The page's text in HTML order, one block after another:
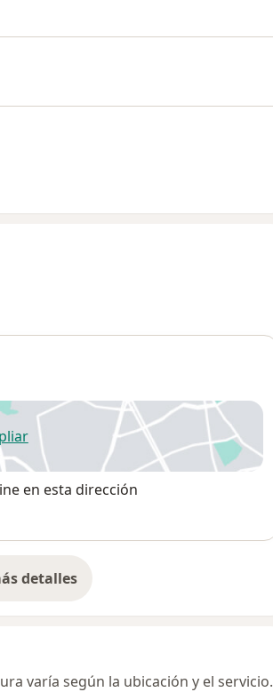
se abre en una nueva pestaña
en esta dirección
detalles
sobre la dirección
varía según la ubicación y el servicio.